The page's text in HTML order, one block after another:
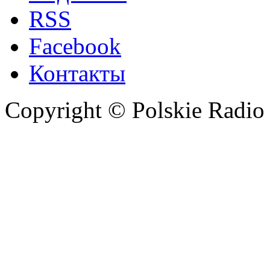
RSS
Facebook
Контакты
Copyright © Polskie